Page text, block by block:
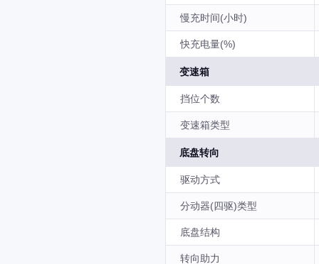
慢充时间(小时)
快充电量(%)
变速箱
挡位个数
变速箱类型
底盘转向
驱动方式
分动器(四驱)类型
底盘结构
转向助力